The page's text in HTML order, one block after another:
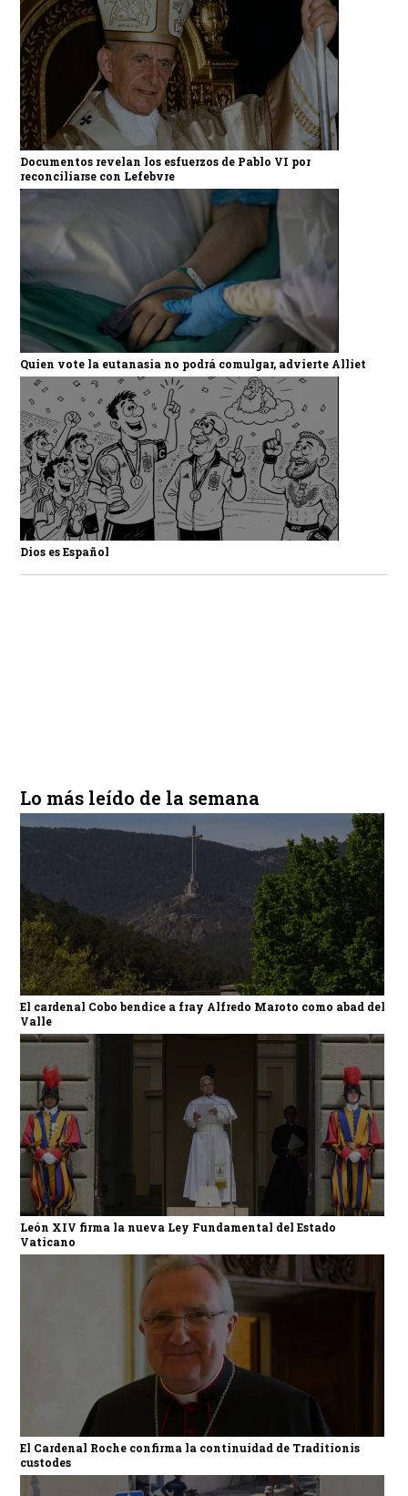
Documentos revelan los esfuerzos de Pablo VI por
reconciliarse con Lefebvre
Quien vote la eutanasia no podrá comulgar, advierte Alliet
Dios es Español
Lo más leído de la semana
El cardenal Cobo bendice a fray Alfredo Maroto como abad del
Valle
León XIV firma la nueva Ley Fundamental del Estado
Vaticano
El Cardenal Roche confirma la continuidad de Traditionis
custodes